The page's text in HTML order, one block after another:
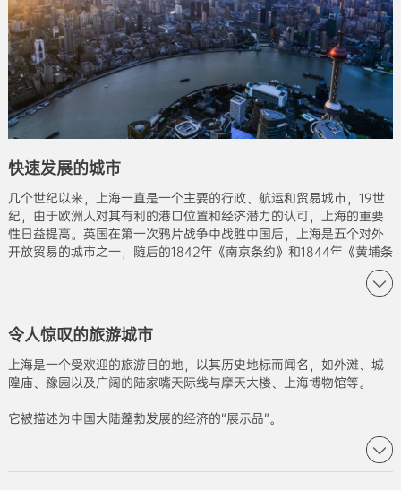
快速发展的城市
几个世纪以来，上海一直是一个主要的行政、航运和贸易城市，19世
纪，由于欧洲人对其有利的港口位置和经济潜力的认可，上海的重要
性日益提高。英国在第一次鸦片战争中战胜中国后，上海是五个对外
开放贸易的城市之一，随后的1842年《南京条约》和1844年《黄埔条
约》允许建立上海国际租界和法租界。这座城市随后蓬勃发展，成为
东西方之间的商业中心，并在20世纪30年代成为亚太地区无可争议的
金融中心。在20世纪90年代，经济改革导致了城市的重新发展，帮助
金融和外国投资回到城市。2013年8月22日，国务院批准设立上海自
由贸易区，成为中国大陆第一个自由贸易区。
令人惊叹的旅游城市
上海是一个受欢迎的旅游目的地，以其历史地标而闻名，如外滩、城
隍庙、豫园以及广阔的陆家嘴天际线与摩天大楼、上海博物馆等。
它被描述为中国大陆蓬勃发展的经济的“展示品”。